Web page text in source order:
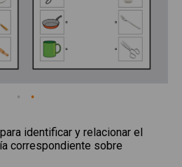
identificar y relacionar el
correspondiente sobre